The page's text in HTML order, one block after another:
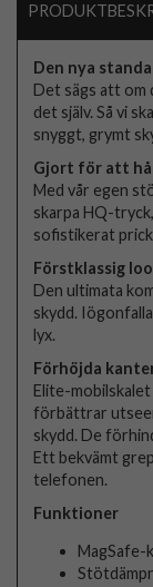
Den nya
Det sägs att om
det själv. Så vi
snyggt, grymt
Gjort för att
Med vår egen
skarpa HQ-
sofistikerat
Förstklassig
Den ultimata
skydd.
lyx.
Förhöjda
Elite-
förbättrar
skydd. De
Ett bekvämt
telefonen.
Funktioner
MagSafe-